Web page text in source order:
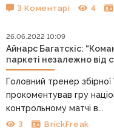
3 Коментарі 4
26.06.2022 10:09
Айнарс Багатскіс:
паркеті незалежно від
Головний тренер збірної
прокоментував гру
контрольному матчі в...
3 BrickFreak